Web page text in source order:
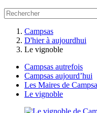
Campsas
D'hier à aujourdhui
Le vignoble
Campsas autrefois
Campsas aujourd’hui
Les Maires de
Le vignoble